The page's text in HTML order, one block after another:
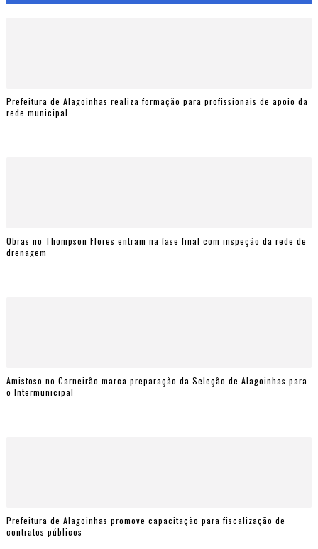
Prefeitura de Alagoinhas realiza formação para profissionais de apoio da
rede municipal
Obras no Thompson Flores entram na fase final com inspeção da rede de
drenagem
Amistoso no Carneirão marca preparação da Seleção de Alagoinhas para
o Intermunicipal
Prefeitura de Alagoinhas promove capacitação para fiscalização de
contratos públicos